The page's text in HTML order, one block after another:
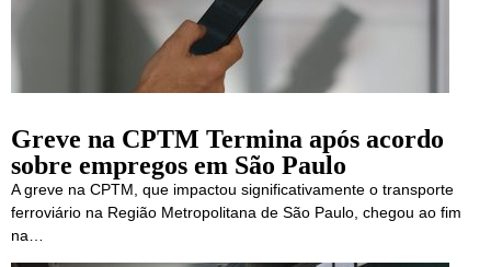
Greve na CPTM Termina após acordo
sobre empregos em São Paulo
A greve na CPTM, que impactou significativamente o transporte
ferroviário na Região Metropolitana de São Paulo, chegou ao fim
na…